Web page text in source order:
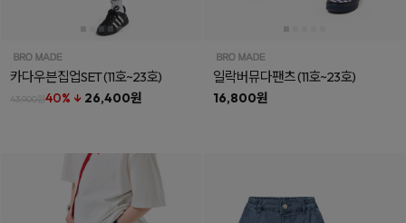
카다우븐집업SET(11호~23호)
43,900원40% ↓ 26,400원
일락버뮤다팬츠(11호~23호)
16,800원